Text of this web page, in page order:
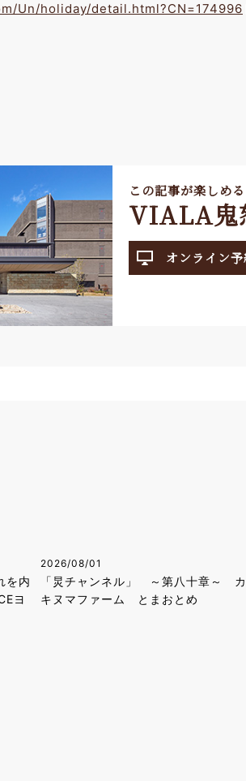
Un/holiday/detail.html?CN=174996
この記事が楽しめ
VIALA鬼
オンライン予
を内
ヨ
2026/08/01
「炅チャンネル」 ～第八十章～ カ
キヌマファーム とまおとめ